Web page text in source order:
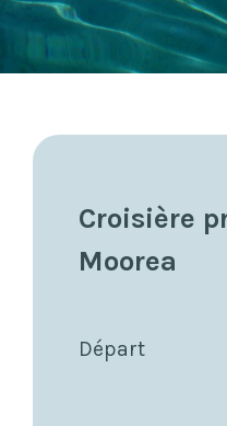
Croisière
Moorea
Départ